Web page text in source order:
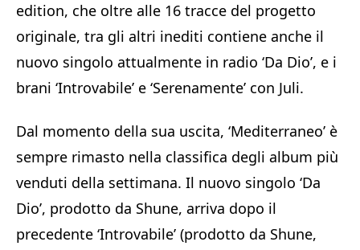
edition, che oltre alle 16 tracce del progetto
originale, tra gli altri inediti contiene anche il
nuovo singolo attualmente in radio ‘Da Dio’, e i
brani ‘Introvabile’ e ‘Serenamente’ con Juli.
Dal momento della sua uscita, ‘Mediterraneo’ è
sempre rimasto nella classifica degli album più
venduti della settimana. Il nuovo singolo ‘Da
Dio’, prodotto da Shune, arriva dopo il
precedente ‘Introvabile’ (prodotto da Shune,